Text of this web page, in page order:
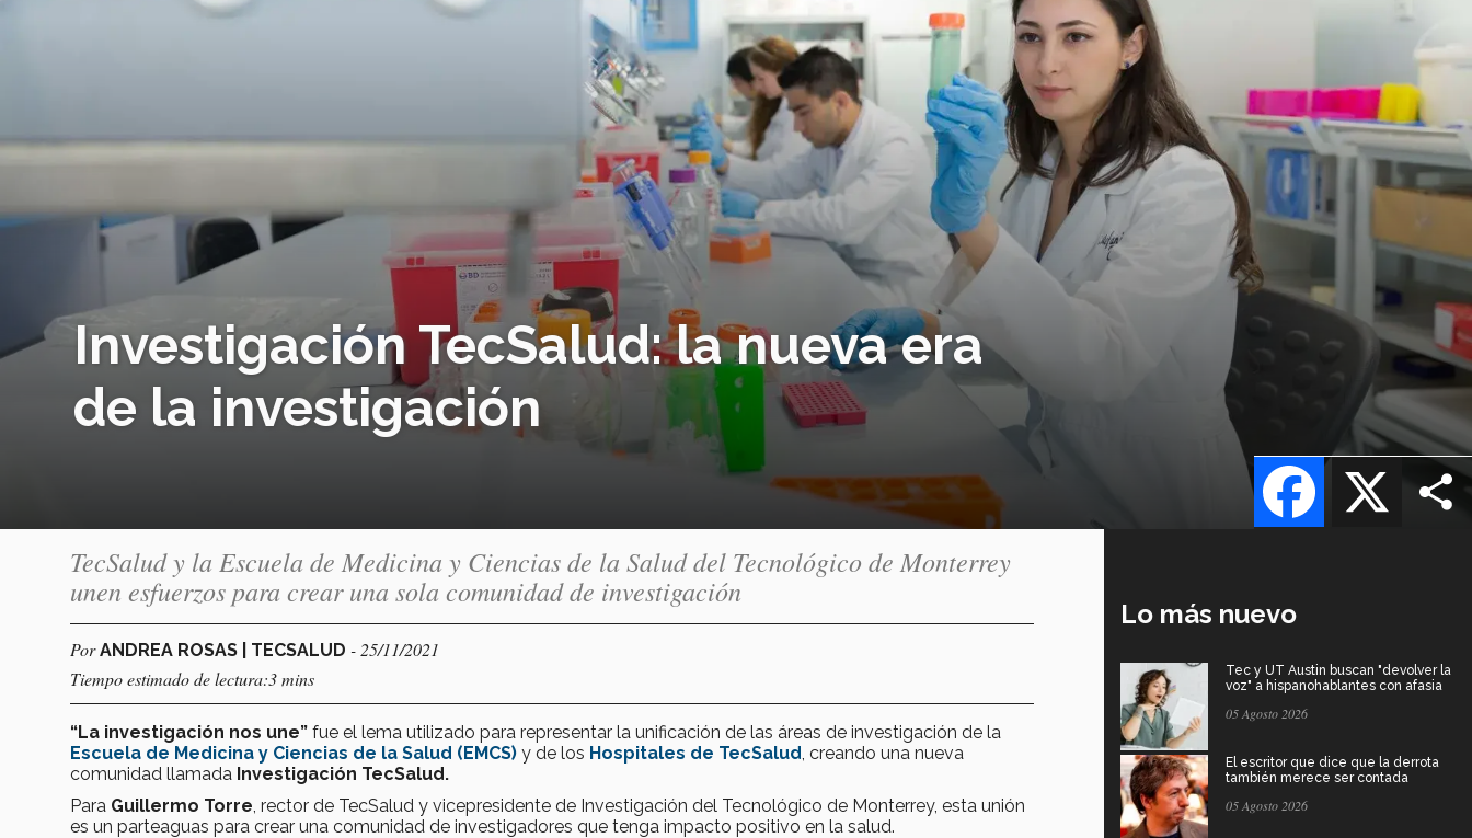
Investigación TecSalud: la nueva era
de la investigación
X
Facebook
TecSalud y la Escuela de Medicina y Ciencias de la Salud del Tecnológico de Monterrey
unen esfuerzos para crear una sola comunidad de investigación
PorANDREA ROSAS | TECSALUD - 25/11/2021
Tiempo estimado de lectura:3 mins
“La investigación nos une” fue el lema utilizado para representar la unificación de las áreas de investigación de la
Escuela de Medicina y Ciencias de la Salud (EMCS) y de los Hospitales de TecSalud , creando una nueva
comunidad llamada Investigación TecSalud.
Para Guillermo Torre , rector de TecSalud y vicepresidente de Investigación del Tecnológico de Monterrey, esta unión
es un parteaguas para crear una comunidad de investigadores que tenga impacto positivo en la salud.
Lo más nuevo
Tec y UT Austin buscan "devolver la
voz" a hispanohablantes con afasia
05 Agosto 2026
El escritor que dice que la derrota
también merece ser contada
05 Agosto 2026